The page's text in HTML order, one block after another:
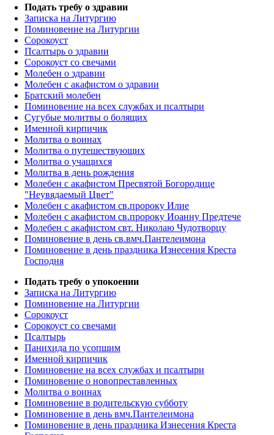
Подать требу о здравии
Записка на Литургию
Поминовение на Литургии
Сорокоуст
Псалтырь о здравии
Сорокоуст со свечами
Молебен о здравии
Молебен с акафистом о здравии
Братский молебен
Поминовение на всех службах и псалтыри
Сугубые молитвы о болящих
Именной кирпичик
Молитва о воинах
Молитва о путешествующих
Молитва о учащихся
Молитва в день рождения
Молебен с акафистом Пресвятой Богородице
"Неувядаемый Цвет"
Молебен с акафистом св.пророку Илие
Молебен с акафистом св.пророку Иоанну Предтече
Молебен с акафистом свт. Николаю Чудотворцу
Поминовение в день св.вмч.Пантелеимона
Поминовение в день праздника Изнесения Креста
Господня
Подать требу о упокоении
Записка на Литургию
Поминовение на Литургии
Сорокоуст
Сорокоуст со свечами
Псалтырь
Панихида по усопшим
Именной кирпичик
Поминовение на всех службах и псалтыри
Поминовение о новопреставленных
Молитва о воинах
Поминовение в родительскую субботу
Поминовение в день вмч.Пантелеимона
Поминовение в день праздника Изнесения Креста